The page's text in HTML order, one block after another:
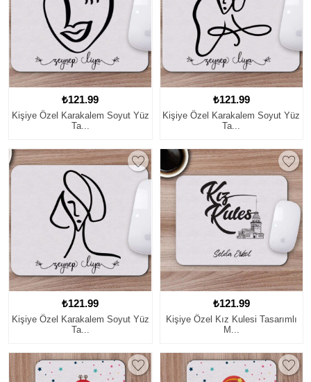
₺121.99
Kişiye Özel Karakalem Soyut Yüz
Ta...
₺121.99
Kişiye Özel Karakalem Soyut Yüz
Ta...
₺121.99
Kişiye Özel Karakalem Soyut Yüz
Ta...
₺121.99
Kişiye Özel Kız Kulesi Tasarımlı
M...